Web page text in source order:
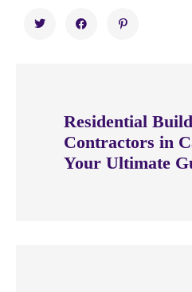
Residential
Contractors in
Your Ultimate